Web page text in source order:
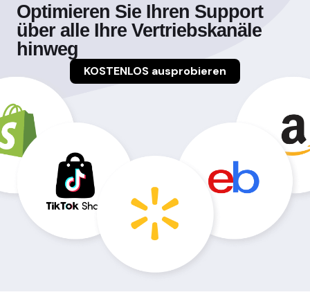
Optimieren Sie Ihren Support
über alle Ihre Vertriebskanäle
hinweg
KOSTENLOS ausprobieren